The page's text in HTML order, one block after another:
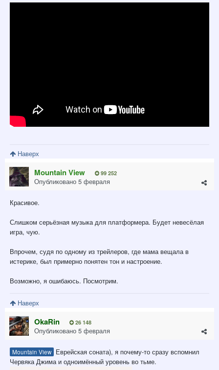
Наверх
Mountain View 99 252
Опубликовано 5 февраля
Красивое.
Слишком серьёзная музыка для платформера. Будет невесёлая
игра, чую.
Впрочем, судя по одному из трейлеров, где мама вещала в
истерике, был примерно понятен тон и настроение.
Возможно, я ошибаюсь. Посмотрим.
Наверх
OkaRin 26 148
Опубликовано 5 февраля
Mountain View
Еврейская соната), я почему-то сразу вспомнил
Червяка Джима и одноимённый уровень во тьме.